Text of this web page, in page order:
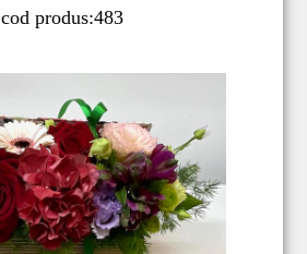
cod produs:483